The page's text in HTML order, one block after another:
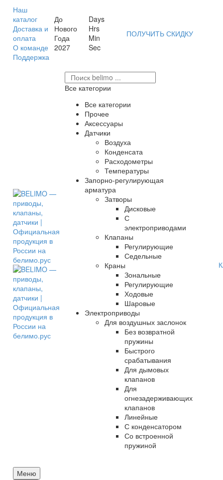
Наш
каталог
Доставка и
оплата
О команде
Поддержка
До
Нового
Года
2027
Days
Hrs
Min
Sec
ПОЛУЧИТЬ СКИДКУ
Все категории
Все категории
Прочее
Аксессуары
Датчики
Воздуха
Конденсата
Расходометры
Температуры
Запорно-регулирующая
арматура
Затворы
Дисковые
С
электроприводами
Клапаны
Регулирующие
Седельные
Краны
Зональные
Регулирующие
Ходовые
Шаровые
Электроприводы
Для воздушных заслонок
Без возвратной
пружины
Быстрого
срабатывания
Для дымовых
клапанов
Для
огнезадерживающих
клапанов
Линейные
С конденсатором
Со встроенной
пружиной
Меню